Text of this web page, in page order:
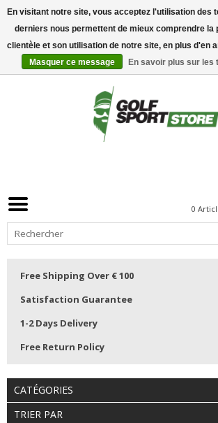
0
Free Shipping Over € 100
Satisfaction Guarantee
1-2 Days Delivery
Free Return Policy
CATÉGORIES
TRIER PAR
En visitant notre site, vous acceptez l'utilisation des
derniers nous permettent de mieux comprendre la
clientèle et son utilisation de notre site, en plus d'en
Masquer ce message
En savoir plus sur les